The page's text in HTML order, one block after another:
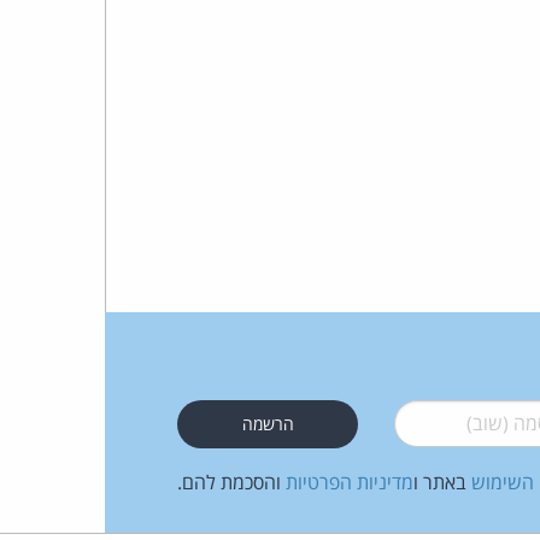
(שוב)*
השימוש באתר ומדיניות הפרטיות והסכמת להם.